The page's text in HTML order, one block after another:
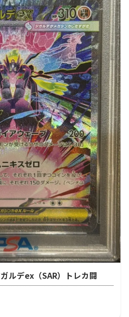
ルデex（SAR）トレカ闘